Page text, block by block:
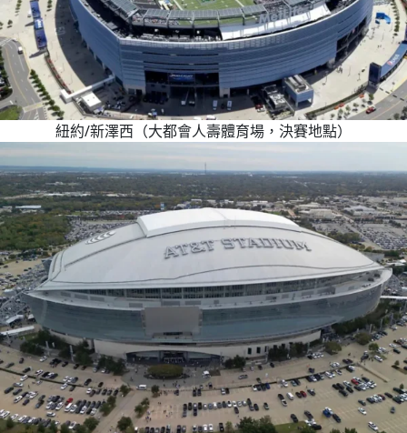
紐約/新澤西（大都會人壽體育場，決賽地點）